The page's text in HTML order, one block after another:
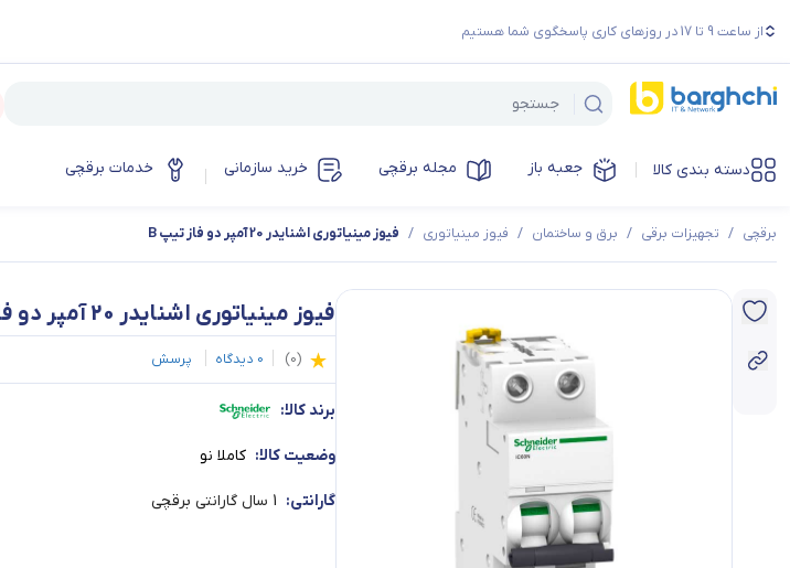
از ساعت 9 تا 17 در روزهای کاری پاسخگوی شما هستیم
دسته بندی کالا جعبه باز مجله برقچی خرید سازمانی خدمات برقچی
برقچی / تجهیزات برقی / برق و ساختمان / فیوز مینیاتوری / فیوز مینیاتوری اشنایدر 20 آمپر دو فاز تیپ B
فیوز مینیاتوری اشنایدر 20 آمپر دو فاز تیپ B
(
0
)
0 دیدگاه پرسش
برند کالا:
وضعیت کالا: کاملا نو
گارانتی: 1 سال گارانتی برقچی